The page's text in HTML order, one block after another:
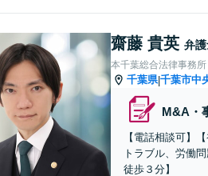
齋藤 貴英 弁
本千葉総合法律事務所
千葉県|千葉市中
M&A・
【電話相談可】
トラブル、労働
徒歩３分】